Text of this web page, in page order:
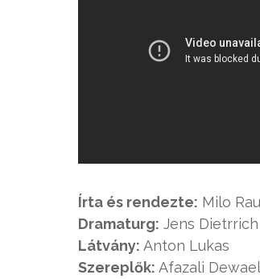
Írta és rendezte: Milo Rau
Dramaturg: Jens Dietrrich
Látvány: Anton Lukas
Szereplők: Afazali